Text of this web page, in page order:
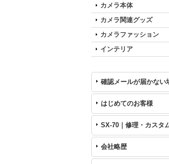
カメラ本体
カメラ関連グッズ
カメラファッション
インテリア
確認メールが届かない
はじめてのお客様
SX-70｜修理・カスタ
会社略歴